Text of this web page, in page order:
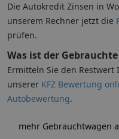
Die Autokredit Zinsen in
unserem Rechner jetzt die
prüfen.
Was ist der
Ermitteln Sie den
unserer KFZ Bewertung
Autobewertung.
mehr Gebrauchtwagen